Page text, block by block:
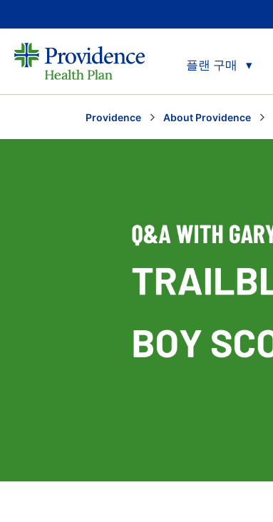
플랜 구매
Providence About Providence